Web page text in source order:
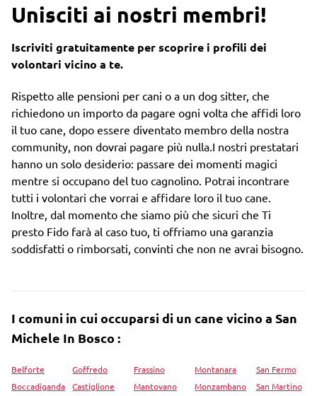
Unisciti ai nostri membri!
Iscriviti gratuitamente per scoprire i profili dei
volontari vicino a te.
Rispetto alle pensioni per cani o a un dog sitter, che
richiedono un importo da pagare ogni volta che affidi loro
il tuo cane, dopo essere diventato membro della nostra
community, non dovrai pagare più nulla.I nostri prestatari
hanno un solo desiderio: passare dei momenti magici
mentre si occupano del tuo cagnolino. Potrai incontrare
tutti i volontari che vorrai e affidare loro il tuo cane.
Inoltre, dal momento che siamo più che sicuri che Ti
presto Fido farà al caso tuo, ti offriamo una garanzia
soddisfatti o rimborsati, convinti che non ne avrai bisogno.
I comuni in cui occuparsi di un cane vicino a San
Michele In Bosco :
Belforte
Boccadiganda
Goffredo
Castiglione
Frassino
Mantovano
Montanara
Monzambano
San Fermo
San Martino